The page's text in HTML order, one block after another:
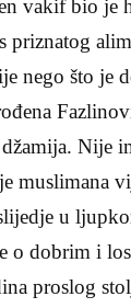
vakif bio
priznatog
nego što je
Nije
muslimana
u
o dobrim i
proslog